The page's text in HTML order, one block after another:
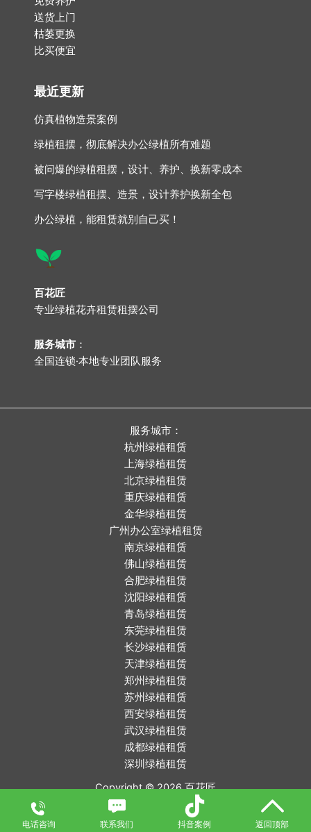
电话咨询 联系我们 抖音案例 返回顶部
送货上门
枯萎更换
比买便宜
最近更新
仿真植物造景案例
绿植租摆，彻底解决办公绿植所有难题
被问爆的绿植租摆，设计、养护、换新零成本
写字楼绿植租摆、造景，设计养护换新全包
办公绿植，能租赁就别自己买！
百花匠
专业绿植花卉租赁租摆公司
服务城市 ：
全国连锁·本地专业团队服务
服务城市：
杭州绿植租赁
上海绿植租赁
北京绿植租赁
重庆绿植租赁
金华绿植租赁
广州办公室绿植租赁
南京绿植租赁
佛山绿植租赁
合肥绿植租赁
沈阳绿植租赁
青岛绿植租赁
东莞绿植租赁
长沙绿植租赁
天津绿植租赁
郑州绿植租赁
苏州绿植租赁
西安绿植租赁
武汉绿植租赁
成都绿植租赁
深圳绿植租赁
Copyright © 2026百花匠
浙江微租网络科技有限公司 备案号： 浙ICP备2022020030号